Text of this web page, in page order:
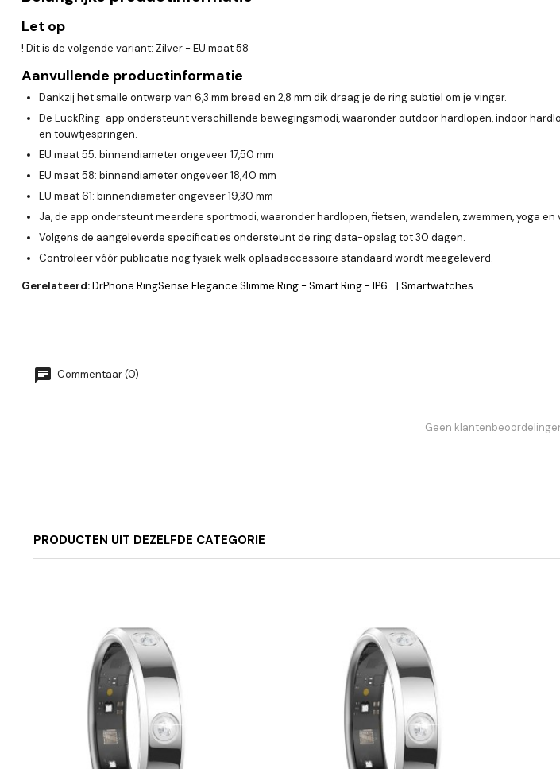
Let op
! Dit is de volgende variant: Zilver - EU maat 58
Aanvullende productinformatie
Dankzij het smalle ontwerp van 6,3 mm breed en 2,8 mm dik draag je de ring subtiel om je vinger.
De LuckRing-app ondersteunt verschillende bewegingsmodi, waaronder outdoor hardlopen, indoor
en touwtjespringen.
EU maat 55: binnendiameter ongeveer 17,50 mm
EU maat 58: binnendiameter ongeveer 18,40 mm
EU maat 61: binnendiameter ongeveer 19,30 mm
Ja, de app ondersteunt meerdere sportmodi, waaronder hardlopen, fietsen, wandelen, zwemmen, yoga
Volgens de aangeleverde specificaties ondersteunt de ring data-opslag tot 30 dagen.
Controleer vóór publicatie nog fysiek welk oplaadaccessoire standaard wordt meegeleverd.
Gerelateerd:DrPhone RingSense Elegance Slimme Ring - Smart Ring - IP6... | Smartwatches
Commentaar (0)
Geen
PRODUCTEN UIT DEZELFDE CATEGORIE